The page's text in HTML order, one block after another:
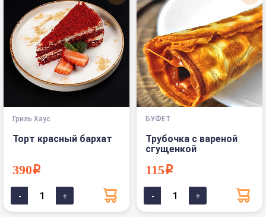
Гриль Хаус
Торт красный бархат
390i
БУФЕТ
Трубочка с вареной
сгущенкой
115i